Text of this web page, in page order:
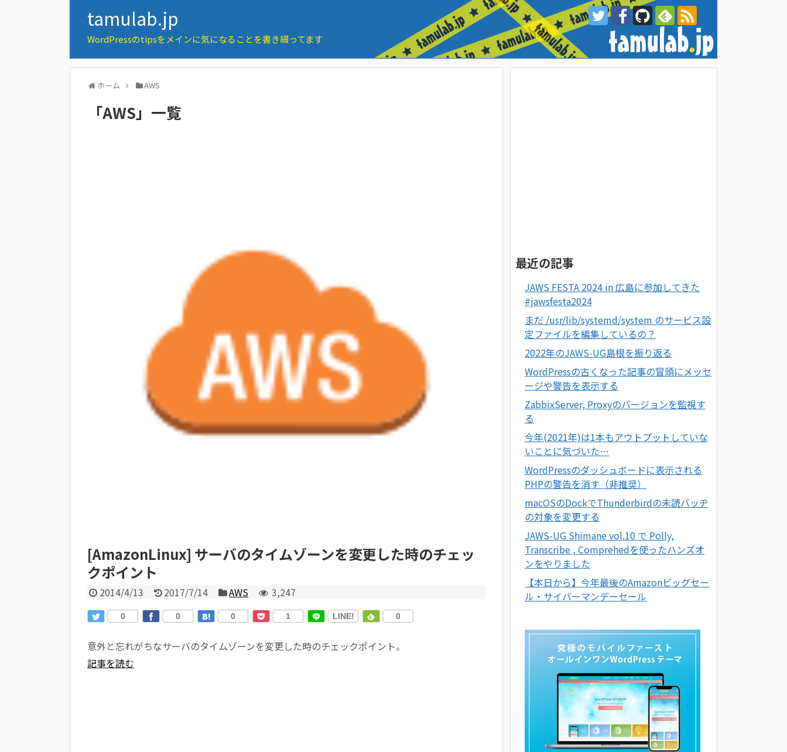
tamulab.jp
WordPressのtipsをメインに気になることを書き綴ってます
ホーム AWS
「AWS」 一覧
[AmazonLinux] サーバのタイムゾーンを変更した時のチェッ
クポイント
2014/4/13 2017/7/14 AWS 3,247
0 0 0 1 LINE! 0
意外と忘れがちなサーバのタイムゾーンを変更した時のチェックポイント。
記事を読む
最近の記事
JAWS FESTA 2024 in 広島に参加してきた
#jawsfesta2024
まだ /usr/lib/systemd/system のサービス設
定ファイルを編集しているの？
2022年のJAWS-UG島根を振り返る
WordPressの古くなった記事の冒頭にメッセ
ージや警告を表示する
ZabbixServer, Proxyのバージョンを監視す
る
今年(2021年)は1本もアウトプットしていな
いことに気づいた…
WordPressのダッシュボードに表示される
PHPの警告を消す（非推奨）
macOSのDockでThunderbirdの未読バッヂ
の対象を変更する
JAWS-UG Shimane vol.10 で Polly,
Transcribe , Comprehedを使ったハンズオ
ンをやりました
【本日から】今年最後のAmazonビッグセー
ル・サイバーマンデーセール